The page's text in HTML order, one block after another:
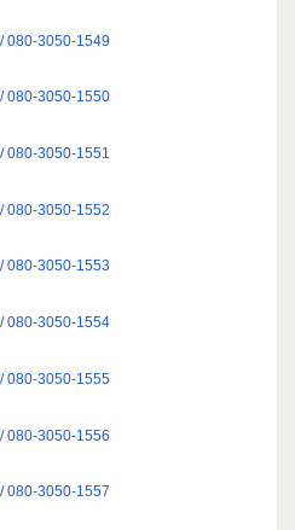
080-3050-1549
080-3050-1550
080-3050-1551
080-3050-1552
080-3050-1553
080-3050-1554
080-3050-1555
080-3050-1556
080-3050-1557